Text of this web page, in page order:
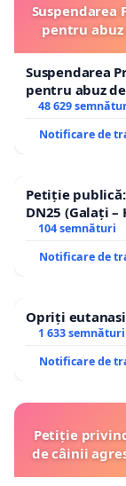
Suspendarea
pentru
Suspendarea
pentru abuz
48 629
Notificare de
Petiție
DN25 (Galați
traseului în
104 semnături
Notificare de
Opriți
1 633 semnături
Notificare de
Petiție
de câinii